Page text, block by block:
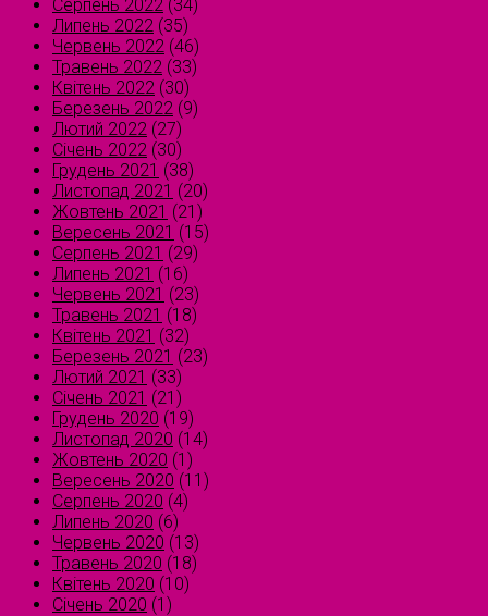
Серпень 2022 (34)
Липень 2022 (35)
Червень 2022 (46)
Травень 2022 (33)
Квітень 2022 (30)
Березень 2022 (9)
Лютий 2022 (27)
Січень 2022 (30)
Грудень 2021 (38)
Листопад 2021 (20)
Жовтень 2021 (21)
Вересень 2021 (15)
Серпень 2021 (29)
Липень 2021 (16)
Червень 2021 (23)
Травень 2021 (18)
Квітень 2021 (32)
Березень 2021 (23)
Лютий 2021 (33)
Січень 2021 (21)
Грудень 2020 (19)
Листопад 2020 (14)
Жовтень 2020 (1)
Вересень 2020 (11)
Серпень 2020 (4)
Липень 2020 (6)
Червень 2020 (13)
Травень 2020 (18)
Квітень 2020 (10)
Січень 2020 (1)